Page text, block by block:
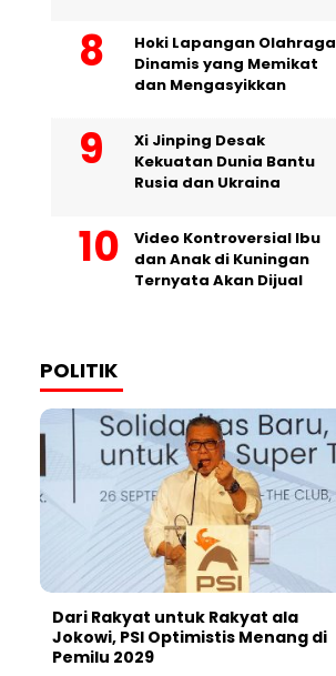
Hoki Lapangan Olahraga
Dinamis yang Memikat
dan Mengasyikkan
Xi Jinping Desak
Kekuatan Dunia Bantu
Rusia dan Ukraina
Video Kontroversial Ibu
dan Anak di Kuningan
Ternyata Akan Dijual
POLITIK
Dari Rakyat untuk Rakyat ala
Jokowi, PSI Optimistis Menang di
Pemilu 2029